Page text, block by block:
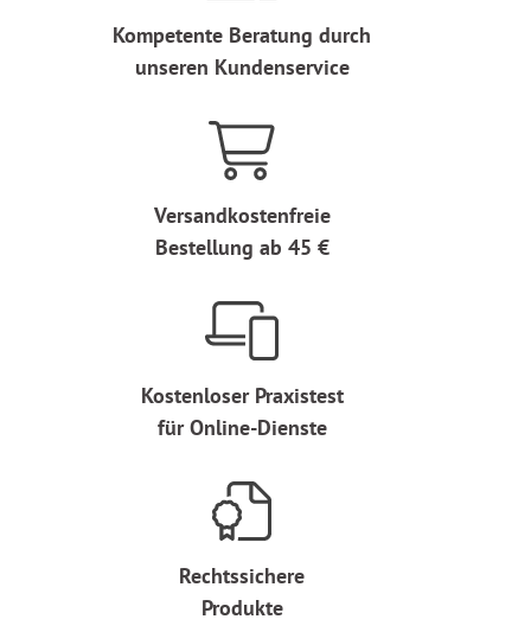
Kompetente Beratung durch
unseren Kundenservice
Versandkostenfreie
Bestellung ab 45 €
Kostenloser Praxistest
für Online-Dienste
Rechtssichere
Produkte